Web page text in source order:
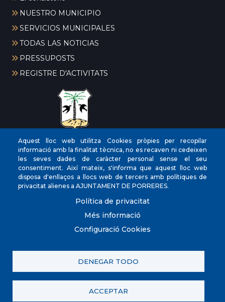
NUESTRO MUNICIPIO
SERVICIOS MUNICIPALES
TODAS LAS NOTICIAS
PRESSUPOSTS
REGISTRE D'ACTIVITATS
CIF ‎P0704300C
Direcciones
Plaça de la Vila, 17 CP: 07260
Teléfono (+34) 971 647221
Fax (+34) 971 168265
reservados.
Contacta con nosotros
Política de privacitat
Política de galetes (Cookies)
Política de Xarxes Socials
Aquest lloc web utilitza Cookies pròpies per recopilar
informació amb la finalitat tècnica, no es recaven ni cedeixen
les seves dades de caràcter personal sense el seu
consentiment. Així mateix, s'informa que aquest lloc web
disposa d'enllaços a llocs web de tercers amb polítiques de
privacitat alienes a AJUNTAMENT DE PORRERES.
Política de privacitat
Més informació
Configuració Cookies
DENEGAR TODO
ACCEPTAR